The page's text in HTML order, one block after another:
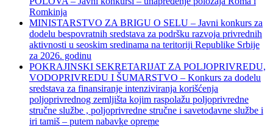
Romkinja
MINISTARSTVO ZA BRIGU O SELU – Javni konkurs za
dodelu bespovratnih sredstava za podršku razvoja privrednih
aktivnosti u seoskim sredinama na teritoriji Republike Srbije
za 2026. godinu
POKRAJINSKI SEKRETARIJAT ZA POLJOPRIVREDU,
VODOPRIVREDU I ŠUMARSTVO – Konkurs za dodelu
sredstava za finansiranje intenziviranja korišćenja
poljoprivrednog zemljišta kojim raspolažu poljoprivredne
stručne službe , poljoprivredne stručne i savetodavne službe i
iri tamiš ‒ putem nabavke opreme